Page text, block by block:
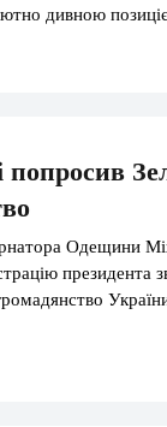
дивною
шляхом
попросив
Одещини
президента